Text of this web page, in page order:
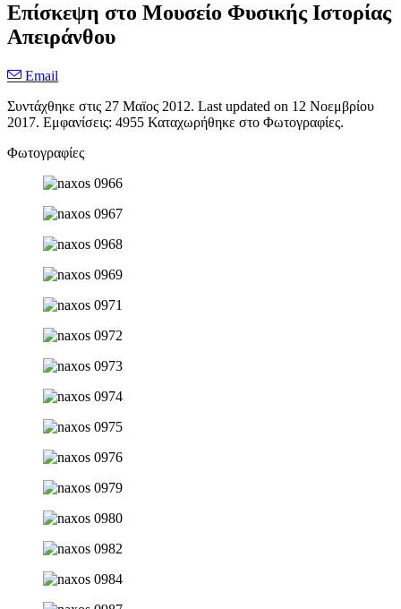
Επίσκεψη στο Μουσείο Φυσικής Ιστορίας
Απειράνθου
Email
Συντάχθηκε στις 27 Μαϊος 2012. Last updated on 12 Νοεμβρίου
2017. Εμφανίσεις: 4955 Καταχωρήθηκε στο Φωτογραφίες.
Φωτογραφίες